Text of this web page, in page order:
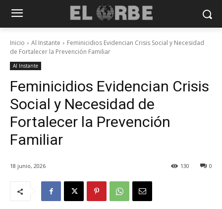
Inicio Al Instante
Feminicidios Evidencian Crisis Social y Necesidad
de Fortalecer la Prevención Familiar
Al Instante
Feminicidios Evidencian Crisis
Social y Necesidad de
Fortalecer la Prevención
Familiar
18 junio, 2026 0
130